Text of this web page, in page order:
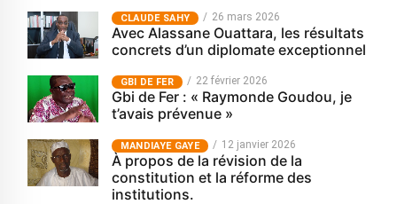
CLAUDE SAHY 26 mars 2026
Avec Alassane Ouattara, les résultats
concrets d’un diplomate exceptionnel
GBI DE FER 22 février 2026
Gbi de Fer : « Raymonde Goudou, je
t’avais prévenue »
MANDIAYE GAYE 12 janvier 2026
À propos de la révision de la
constitution et la réforme des
institutions.